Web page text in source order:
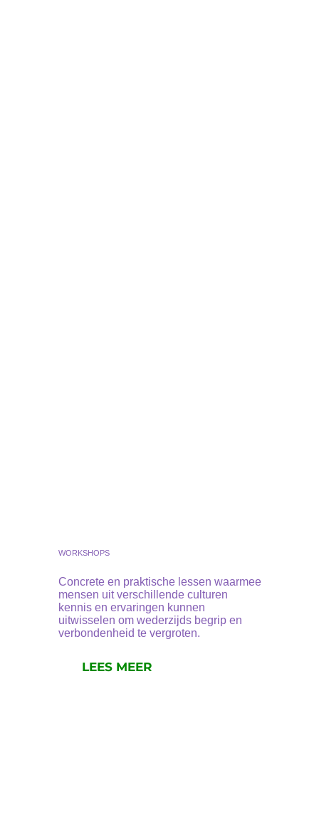
LEES MEER
Concrete en praktische lessen waarmee
mensen uit verschillende culturen
kennis en ervaringen kunnen
uitwisselen om wederzijds begrip en
verbondenheid te vergroten.
WORKSHOPS